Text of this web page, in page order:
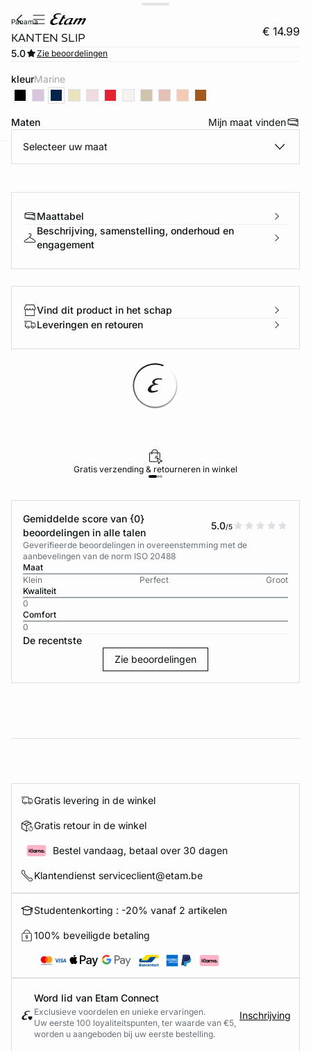
panama
KANTEN SLIP € 14.99
5.0 Zie beoordelingen
kleur marine
Maten Mijn maat vinden
Selecteer uw maat
Maattabel
Beschrijving, samenstelling, onderhoud en
engagement
Vind dit product in het schap
Leveringen en retouren
Gratis verzending & retourneren in winkel
Gemiddelde score van {0}
beoordelingen in alle talen
5.0/5
Geverifieerde beoordelingen in overeenstemming met de
aanbevelingen van de norm ISO 20488
Maat
Klein
Perfect
Groot
Kwaliteit
0
Comfort
0
De recentste
Zie beoordelingen
Gratis levering in de winkel
Gratis retour in de winkel
Bestel vandaag, betaal over 30 dagen
Klantendienst serviceclient@etam.be
Studentenkorting : -20% vanaf 2 artikelen
100% beveiligde betaling
Word lid van Etam Connect
Exclusieve voordelen en unieke ervaringen.
Uw eerste 100 loyaliteitspunten, ter waarde van €5,
worden u aangeboden bij uw eerste bestelling.
Inschrijving